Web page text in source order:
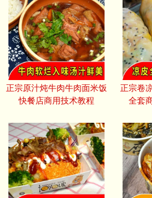
正宗原汁炖牛肉牛肉面米饭
快餐店商用技术教程
正宗卷
全套